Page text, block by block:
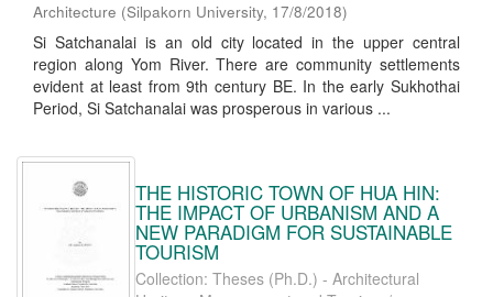
Architecture (Silpakorn University, 17/8/2018)
Si Satchanalai is an old city located in the upper central
region along Yom River. There are community settlements
evident at least from 9th century BE. In the early Sukhothai
Period, Si Satchanalai was prosperous in various ...
THE HISTORIC TOWN OF HUA HIN:
THE IMPACT OF URBANISM AND A
NEW PARADIGM FOR SUSTAINABLE
TOURISM
Collection: Theses (Ph.D.) - Architectural